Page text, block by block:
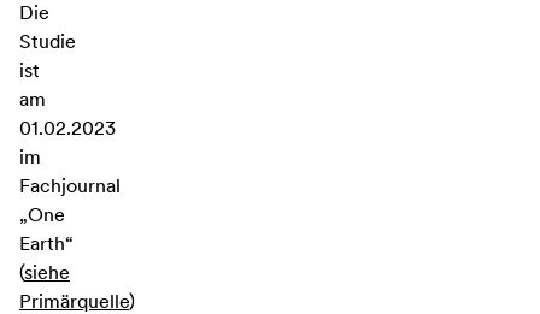
Die
Studie
ist
am
01.02.2023
im
Fachjournal
„One
Earth“
(siehe
Primärquelle)